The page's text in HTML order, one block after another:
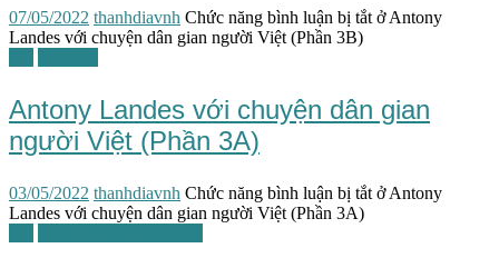
07/05/2022 thanhdiavnh Chức năng bình luận bị tắt ở Antony
Landes với chuyện dân gian người Việt (Phần 3B)
Antony Landes với chuyện dân gian
người Việt (Phần 3A)
03/05/2022 thanhdiavnh Chức năng bình luận bị tắt ở Antony
Landes với chuyện dân gian người Việt (Phần 3A)